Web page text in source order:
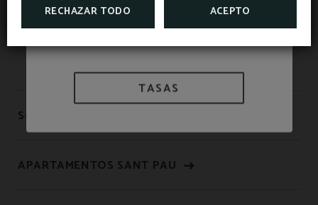
RECHAZAR TODO ACEPTO
SOMOS BIOSPHERE
APARTAMENTOS SANT PAU
TASAS